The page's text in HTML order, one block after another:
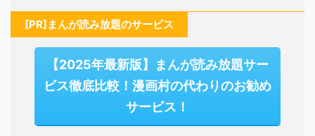
[PR]まんが読み放題のサービス
【2025年最新版】まんが読み放題サー
ビス徹底比較！漫画村の代わりのお勧め
サービス！